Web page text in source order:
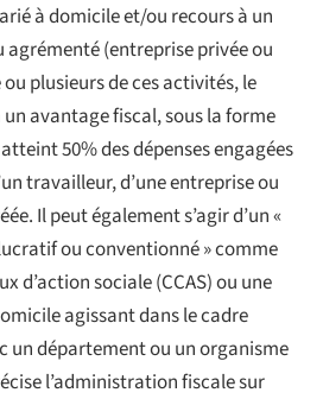
à domicile et/ou recours à un
(entreprise privée ou
plusieurs de ces activités, le
avantage fiscal, sous la forme
50% des dépenses engagées
travailleur, d’une entreprise ou
Il peut également s’agir d’un «
ou conventionné » comme
d’action sociale (CCAS) ou une
agissant dans le cadre
un département ou un organisme
l’administration fiscale sur